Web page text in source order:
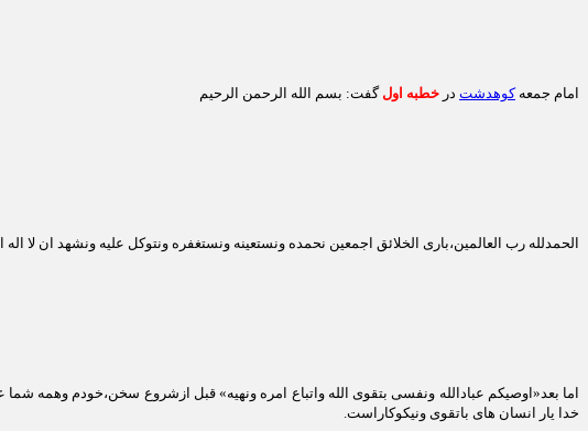
امام جمعهکوهدشت در خطبه اولگفت: بسم الله الرحمن الرحیم
الحمدلله رب العالمین،باری الخلائق اجمعین نحمده ونستعینه ونستغفره ونتوکل علیه ونشهد ان لا
اما بعد«اوصیکم عبادالله ونفسی بتقوی الله واتباع امره ونهیه» قبل ازشروع سخن،خودم وهمه
خدا یار انسان های باتقوی ونیکوکاراست.